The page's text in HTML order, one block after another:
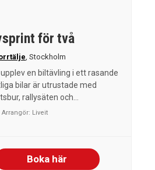
för två
, Stockholm
en biltävling i ett rasande
bilar är utrustade med
rallysäten och...
Arrangör: Liveit
Boka här